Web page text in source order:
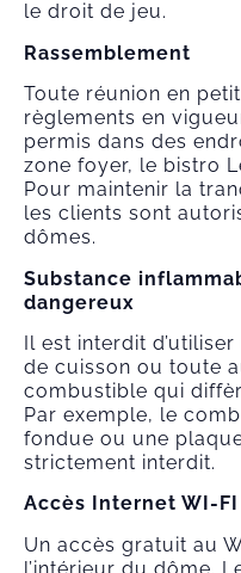
le droit de jeu.
Rassemblement
Toute réunion en
règlements en
permis dans des
zone foyer, le bistro
Pour maintenir la
les clients sont
dômes.
Substance
dangereux
Il est interdit
de cuisson ou toute
combustible qui
Par exemple, le
fondue ou une
strictement interdit.
Accès Internet WI-FI
Un accès gratuit au
l’intérieur du dôme.